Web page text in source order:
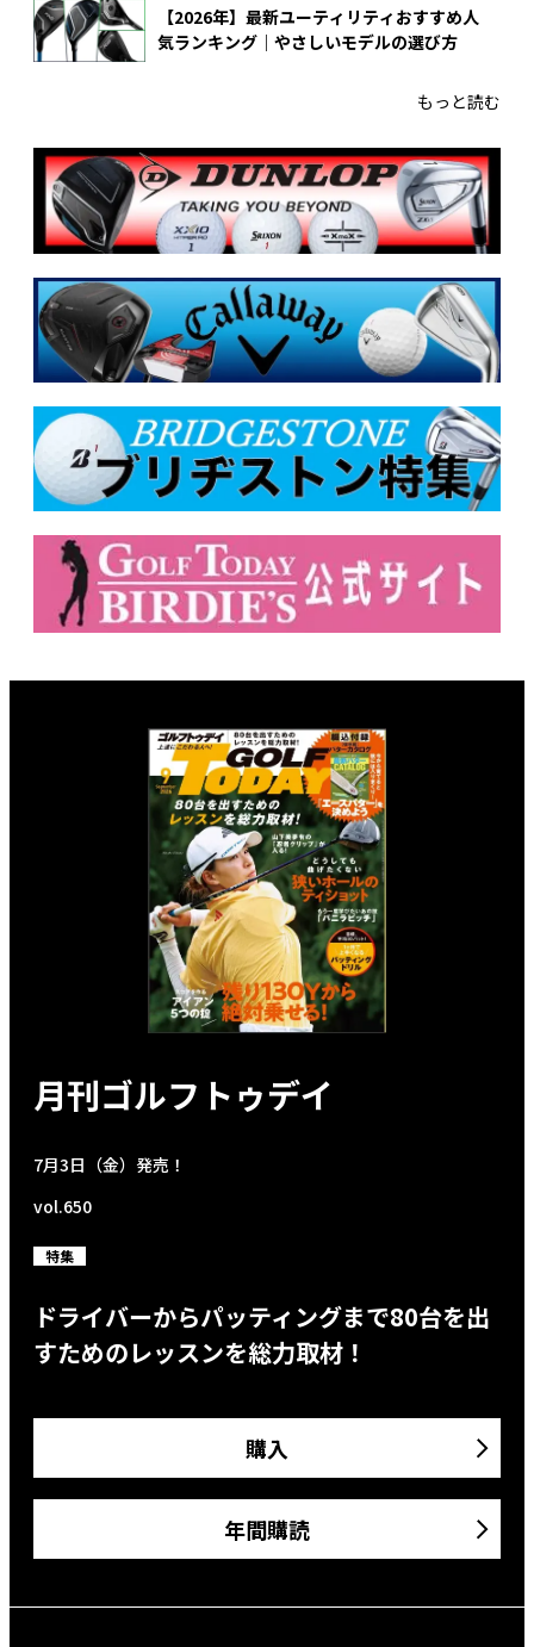
【2026年】最新ユーティリティおすすめ人
気ランキング｜やさしいモデルの選び方
もっと読む
月刊ゴルフトゥデイ
7月3日（金）発売！
vol.650
特集
ドライバーからパッティングまで80台を出
すためのレッスンを総力取材！
購入
年間購読